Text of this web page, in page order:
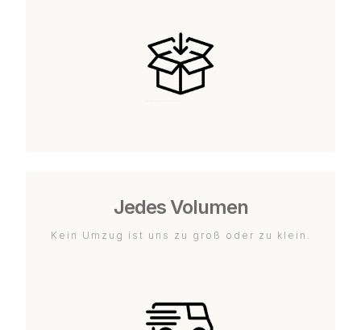
Jedes Volumen
Kein Umzug ist uns zu groß oder zu klein.